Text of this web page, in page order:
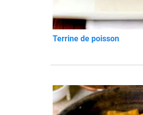
Terrine de poisson